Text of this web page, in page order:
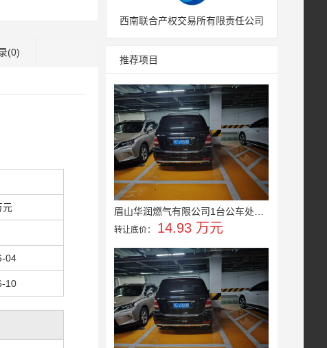
(0)
元
04
10
西南联合产权交易所有限责任公司
推荐项目
转让底价： 14.93 万元